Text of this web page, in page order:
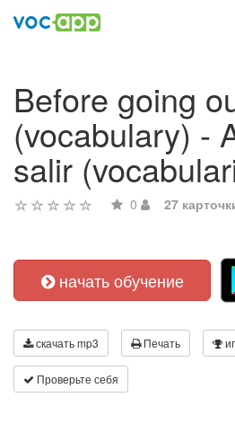
Before going
(vocabulary) -
salir
0 27
начать обучение
скачать mp3 Печать
Проверьте себя